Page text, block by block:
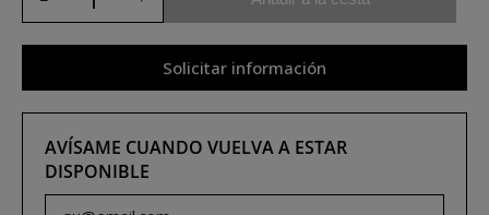
Solicitar información
AVÍSAME CUANDO VUELVA A ESTAR
DISPONIBLE